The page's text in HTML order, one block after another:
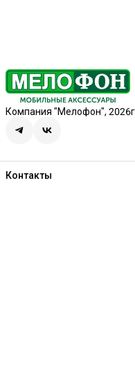
Компания "Мелофон", 2026г.
Контакты